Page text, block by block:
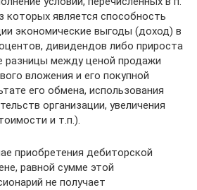
которых является способность
экономические выгоды (доход) в
дивидендов либо прироста
разницы между ценой продажи
вложения и его покупной
его обмена, использования
организации, увеличения
и т.п.).
приобретения дебиторской
равной сумме этой
не получает